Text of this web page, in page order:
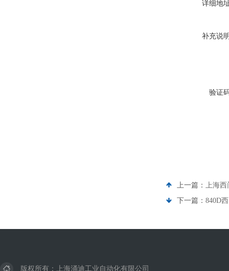
详细地
补充说
验证
上一篇： 上海西
下一篇： 840D
版权所有：上海涌迪工业自动化有限公司